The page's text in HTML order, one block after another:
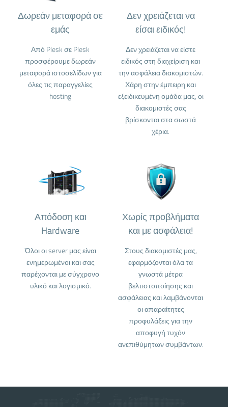
Δωρεάν μεταφορά σε
εμάς
Από Plesk σε Plesk
προσφέρουμε δωρεάν
μεταφορά ιστοσελίδων για
όλες τις παραγγελίες
hosting
Δεν χρειάζεται να
είσαι ειδικός!
Δεν χρειάζεται να είστε
ειδικός στη διαχείριση και
την ασφάλεια διακομιστών.
Χάρη στην έμπειρη και
εξειδικευμένη ομάδα μας, οι
διακομιστές σας
βρίσκονται στα σωστά
χέρια.
Απόδοση και
Hardware
Όλοι οι server μας είναι
ενημερωμένοι και σας
παρέχονται με σύγχρονο
υλικό και λογισμικό.
Χωρίς προβλήματα
και με ασφάλεια!
Στους διακομιστές μας,
εφαρμόζονται όλα τα
γνωστά μέτρα
βελτιστοποίησης και
ασφάλειας και λαμβάνονται
οι απαραίτητες
προφυλάξεις για την
αποφυγή τυχόν
ανεπιθύμητων συμβάντων.